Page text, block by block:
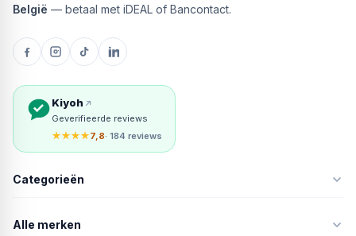
België — betaal met iDEAL of Bancontact.
Kiyoh
Geverifieerde reviews
★★★★7,8· 184 reviews
Categorieën
Alle merken